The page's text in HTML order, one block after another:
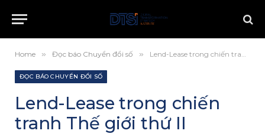
Home » Đọc báo Chuyển đổi số » Lend-Lease trong chiến tranh Thế giới thứ II
ĐỌC BÁO CHUYỂN ĐỔI SỐ
Lend-Lease trong chiến
tranh Thế giới thứ II